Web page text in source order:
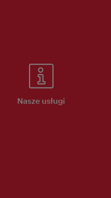
Nasze usługi